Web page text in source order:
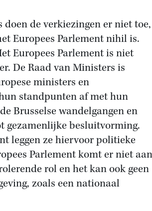
doen de verkiezingen er niet toe,
Europees Parlement nihil is.
Europees Parlement is niet
De Raad van Ministers is
ministers en
standpunten af met hun
Brusselse wandelgangen en
gezamenlijke besluitvorming.
leggen ze hiervoor politieke
Parlement komt er niet aan
rol en het kan ook geen
zoals een nationaal